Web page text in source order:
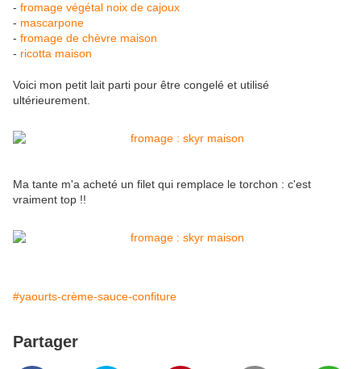
- fromage végétal noix de cajoux
- mascarpone
- fromage de chèvre maison
- ricotta maison
Voici mon petit lait parti pour être congelé et utilisé
ultérieurement.
Ma tante m'a acheté un filet qui remplace le torchon : c'est
vraiment top !!
#yaourts-crème-sauce-confiture
Partager